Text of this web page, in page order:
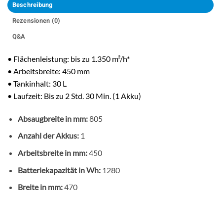
Beschreibung
Rezensionen (0)
Q&A
• Flächenleistung: bis zu 1.350 m²/h*
• Arbeitsbreite: 450 mm
• Tankinhalt: 30 L
• Laufzeit: Bis zu 2 Std. 30 Min. (1 Akku)
Absaugbreite in mm:805
Anzahl der Akkus:1
Arbeitsbreite in mm:450
Batteriekapazität in Wh:1280
Breite in mm:470